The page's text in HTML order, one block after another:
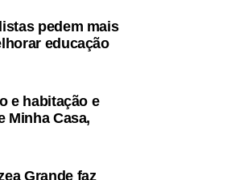
pedem mais
educação
e habitação e
Minha Casa,
Grande faz